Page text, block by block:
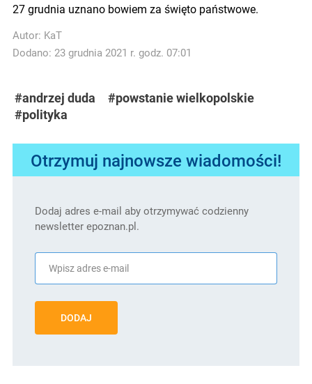
27 grudnia uznano bowiem za święto państwowe.
Autor: KaT
Dodano: 23 grudnia 2021 r. godz. 07:01
#andrzej duda
#powstanie wielkopolskie
#polityka
Otrzymuj najnowsze wiadomości!
Dodaj adres e-mail aby otrzymywać codzienny
newsletter epoznan.pl.
DODAJ